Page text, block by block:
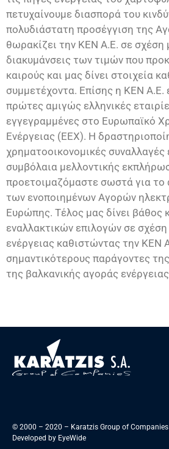
πετυχαίνουμε διασπορά του
πολυδιάστατη προσέγγιση της
θωρακίζει την ΚΕΝ Α.Ε. σε σχέση
διακυμάνσεις των τιμών που
καιρούς και μας δίνει στοιχεία
συμμετέχοντα. Επίσης η ΚΕΝ Α.Ε.
πρώτες αμιγώς ελληνικές
εγγεγραμμένες στο Ευρωπαϊκό
Ενέργειας (ΕΕΧ). Η
χρηματοοικονομικές συναλλαγές
συμβόλαια μελλοντικής
προετοιμαζόμαστε σωστά για το
των ενοποιημένων Αγορών
Ευρώπης. Τέλος μας δίνει βάθος
εναλλακτικών επιλογών σε
ενέργειας καθιστώντας την ΚΕΝ
σημαντικότερους παράγοντες
της βαλκανικής αγοράς
© 2000 – 2020 – Karatzis Group of Companies
Developed by EyeWide